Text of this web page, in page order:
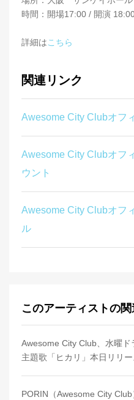
時間：開場17:00 / 開演
詳細はこちら
関連リンク
Awesome City Clubオフ
Awesome City Clubオフ
ウント
Awesome City Clubオフ
ル
このアーティストの
Awesome City Club、水曜ド
主題歌「ヒカリ」本日リリ
PORIN（Awesome City